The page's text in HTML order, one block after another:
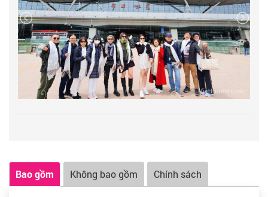
*Lưu ý: Tùy vào tình hình chuyến bay của hãng hàng
không sẽ bố trí, hành trình bay về có thể quá cảnh
tạiTrùng Khánh, Quảng Châu, Thành Đô hoặc Bắc
Kinh...
Thứ tự các điểm tham quan có thể thay đổi theo
Bao gồm Không bao gồm Chính sách